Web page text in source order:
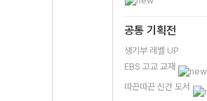
공통 기획전
생기부 레벨 UP
EBS 고교 교재
따끈따끈 신간 도서